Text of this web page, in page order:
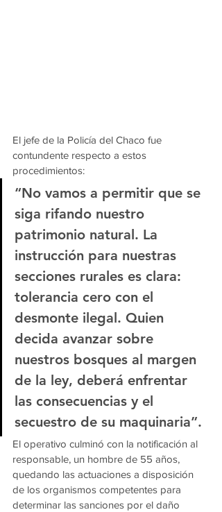
El jefe de la Policía del Chaco fue
contundente respecto a estos
procedimientos:
“No vamos a permitir que se
siga rifando nuestro
patrimonio natural. La
instrucción para nuestras
secciones rurales es clara:
tolerancia cero con el
desmonte ilegal. Quien
decida avanzar sobre
nuestros bosques al margen
de la ley, deberá enfrentar
las consecuencias y el
secuestro de su maquinaria”.
El operativo culminó con la notificación al
responsable, un hombre de 55 años,
quedando las actuaciones a disposición
de los organismos competentes para
determinar las sanciones por el daño